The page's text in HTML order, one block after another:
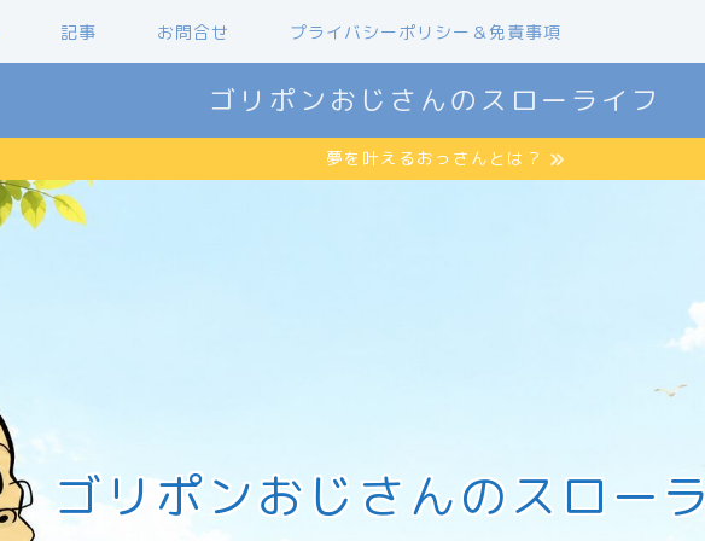
記事 お問合せ プライバシーポリシー＆免責事項
ゴリポンおじさんのスローライフ
夢を叶えるおっさんとは？
ゴリポンおじさんのスロー